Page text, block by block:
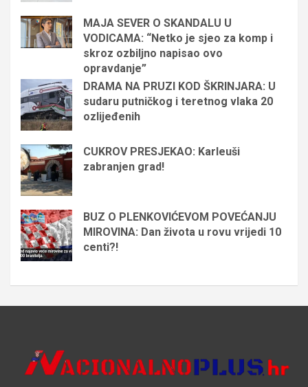
MAJA SEVER O SKANDALU U
VODICAMA: “Netko je sjeo za komp i
skroz ozbiljno napisao ovo
opravdanje”
DRAMA NA PRUZI KOD ŠKRINJARA: U
sudaru putničkog i teretnog vlaka 20
ozlijeđenih
CUKROV PRESJEKAO: Karleuši
zabranjen grad!
BUZ O PLENKOVIĆEVOM POVEĆANJU
MIROVINA: Dan života u rovu vrijedi 10
centi?!